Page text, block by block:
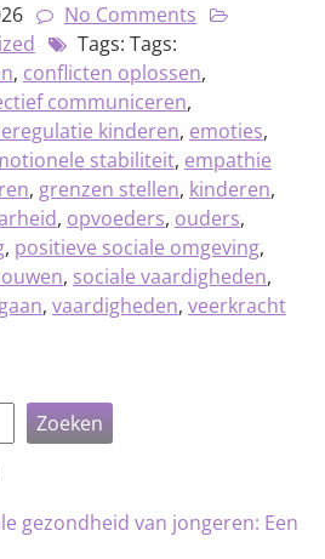
No Comments
Tags: Tags:
, conflicten oplossen,
communiceren,
kinderen, emoties,
stabiliteit, empathie
, grenzen stellen, kinderen,
, opvoeders, ouders,
, positieve sociale omgeving,
, sociale vaardigheden,
, vaardigheden, veerkracht
Zoeken
gezondheid van jongeren: Een